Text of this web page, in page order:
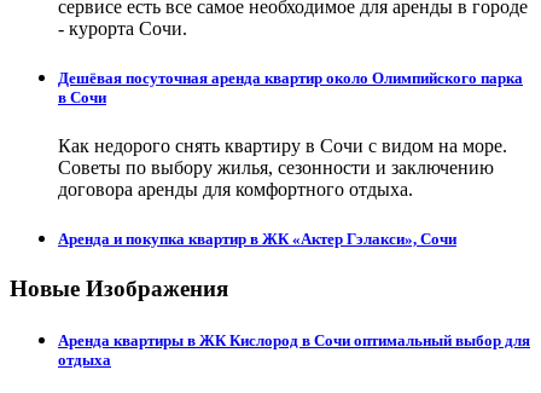
сервисе есть все самое необходимое для аренды в городе
- курорта Сочи.
Дешёвая посуточная аренда квартир около Олимпийского парка
в Сочи
Как недорого снять квартиру в Сочи с видом на море.
Советы по выбору жилья, сезонности и заключению
договора аренды для комфортного отдыха.
Аренда и покупка квартир в ЖК «Актер Гэлакси», Сочи
Новые Изображения
Аренда квартиры в ЖК Кислород в Сочи оптимальный выбор для
отдыха